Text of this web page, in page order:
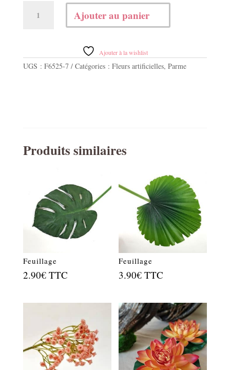
parme
55cm
Ajouter au panier
Ajouter à la wishlist
UGS : F6525-7 Catégories : Fleurs artificielles, Parme
Produits similaires
Feuillage
2.90€ TTC
Feuillage
3.90€ TTC